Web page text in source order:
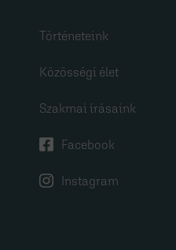
Történeteink
Közösségi élet
Szakmai írásaink
Facebook
Instagram